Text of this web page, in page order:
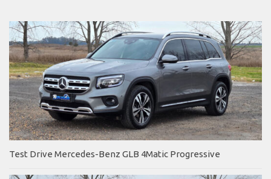
Test Drive Mercedes-Benz GLB 4Matic Progressive